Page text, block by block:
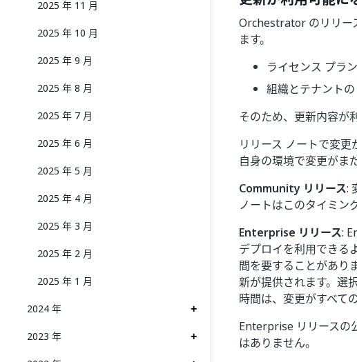
2025 年 11 月
2025 年 10 月
2025 年 9 月
2025 年 8 月
2025 年 7 月
2025 年 6 月
2025 年 5 月
2025 年 4 月
2025 年 3 月
2025 年 2 月
2025 年 1 月
2024 年
2023 年
Orchestrator のリリー
ます。
ライセンス プラン
組織とテナントの
そのため、更新内容が
リリース ノートで変
自身の環境で変更がま
Community リリース:
ノートはこのタイミン
Enterprise リリース:
デプロイを利用できる
間を要することがあり
新が提供されます。選
時間は、変更がすべて
Enterprise リリースの
はありません。